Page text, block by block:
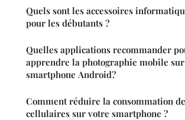
Quels sont les accessoires
pour les débutants ?
Quelles applications recommander
apprendre la photographie mobile
smartphone Android?
Comment réduire la consommation
cellulaires sur votre smartphone ?